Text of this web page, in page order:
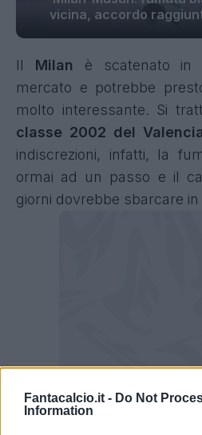
Fantacalcio.it - Do Not
Information
vicina, accordo
Il Milan è scatenato in
mercato e potrebbe
molto interessante. Si
classe 2002 del
indiscrezioni, infatti, la
ormai ad un passo e il
giorni dovrebbe sbarcare in